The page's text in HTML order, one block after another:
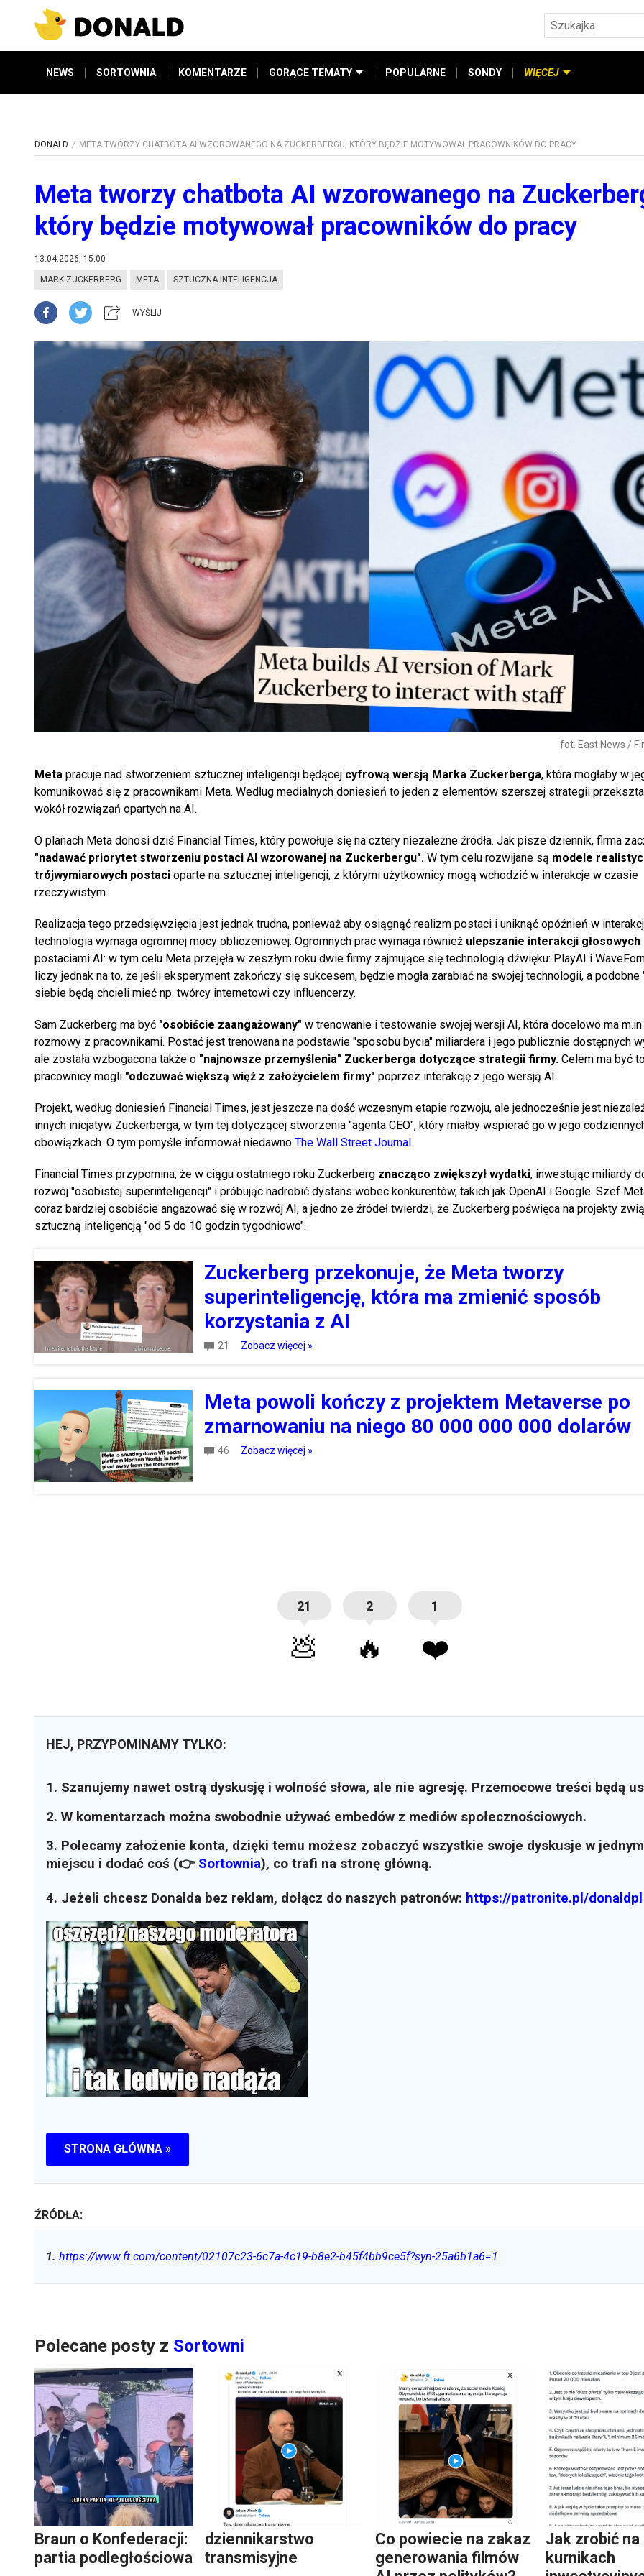
NEWS SORTOWNIA KOMENTARZE GORĄCE TEMATY POPULARNE SONDY WIĘCEJ
DONALD META TWORZY CHATBOTA AI WZOROWANEGO NA ZUCKERBERGU, KTÓRY BĘDZIE MOTYWOWAŁ PRACOWNIKÓW DO PRACY
Meta tworzy chatbota AI wzorowanego na
który będzie motywował pracowników do pracy
13.04.2026, 15:00
MARK ZUCKERBERG META SZTUCZNA INTELIGENCJA
WYŚLIJ
fot. East News /
Meta pracuje nad stworzeniem sztucznej inteligencji będącej cyfrową wersją Marka Zuckerberga, która mogłaby w
komunikować się z pracownikami Meta. Według medialnych doniesień to jeden z elementów szerszej strategii
wokół rozwiązań opartych na AI.
O planach Meta donosi dziś Financial Times, który powołuje się na cztery niezależne źródła. Jak pisze dziennik, firma
"nadawać priorytet stworzeniu postaci AI wzorowanej na Zuckerbergu". W tym celu rozwijane są modele
trójwymiarowych postaci oparte na sztucznej inteligencji, z którymi użytkownicy mogą wchodzić w interakcje w czasie
rzeczywistym.
Realizacja tego przedsięwzięcia jest jednak trudna, ponieważ aby osiągnąć realizm postaci i uniknąć opóźnień w
technologia wymaga ogromnej mocy obliczeniowej. Ogromnych prac wymaga również ulepszanie interakcji głosowych
postaciami AI: w tym celu Meta przejęła w zeszłym roku dwie firmy zajmujące się technologią dźwięku: PlayAI i
liczy jednak na to, że jeśli eksperyment zakończy się sukcesem, będzie mogła zarabiać na swojej technologii, a podobne
siebie będą chcieli mieć np. twórcy internetowi czy influencerzy.
Sam Zuckerberg ma być "osobiście zaangażowany" w trenowanie i testowanie swojej wersji AI, która docelowo ma
rozmowy z pracownikami. Postać jest trenowana na podstawie "sposobu bycia" miliardera i jego publicznie dostępnych
ale została wzbogacona także o "najnowsze przemyślenia" Zuckerberga dotyczące strategii firmy. Celem ma być
pracownicy mogli "odczuwać większą więź z założycielem firmy" poprzez interakcję z jego wersją AI.
Projekt, według doniesień Financial Times, jest jeszcze na dość wczesnym etapie rozwoju, ale jednocześnie jest
innych inicjatyw Zuckerberga, w tym tej dotyczącej stworzenia "agenta CEO", który miałby wspierać go w jego
obowiązkach. O tym pomyśle informował niedawno The Wall Street Journal.
Financial Times przypomina, że w ciągu ostatniego roku Zuckerberg znacząco zwiększył wydatki, inwestując miliardy
rozwój "osobistej superinteligencji" i próbując nadrobić dystans wobec konkurentów, takich jak OpenAI i Google. Szef
coraz bardziej osobiście angażować się w rozwój AI, a jedno ze źródeł twierdzi, że Zuckerberg poświęca na projekty
sztuczną inteligencją "od 5 do 10 godzin tygodniowo".
Zuckerberg przekonuje, że Meta tworzy
superinteligencję, która ma zmienić sposób
korzystania z AI
21 Zobacz więcej »
Meta powoli kończy z projektem Metaverse po
zmarnowaniu na niego 80 000 000 000 dolarów
46 Zobacz więcej »
21
💩
2
🔥
1
❤️
HEJ, PRZYPOMINAMY TYLKO:
1. Szanujemy nawet ostrą dyskusję i wolność słowa, ale nie agresję. Przemocowe treści będą
2. W komentarzach można swobodnie używać embedów z mediów społecznościowych.
3. Polecamy założenie konta, dzięki temu możesz zobaczyć wszystkie swoje dyskusje w jednym
miejscu i dodać coś (👉 Sortownia), co trafi na stronę główną.
4. Jeżeli chcesz Donalda bez reklam, dołącz do naszych patronów: https://patronite.pl/donaldpl
STRONA GŁÓWNA »
ŹRÓDŁA:
1. https://www.ft.com/content/02107c23-6c7a-4c19-b8e2-b45f4bb9ce5f?syn-25a6b1a6=1
Polecane posty z Sortowni
Braun o Konfederacji:
partia podległościowa
dziennikarstwo
transmisyjne
Co powiecie na zakaz
generowania filmów
Jak zrobić na
kurnikach